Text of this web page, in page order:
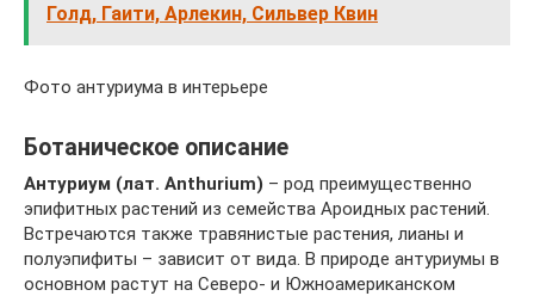
Голд, Гаити, Арлекин, Сильвер Квин
Фото антуриума в интерьере
Ботаническое описание
Антуриум (лат. Anthurium) – род преимущественно
эпифитных растений из семейства Ароидных растений.
Встречаются также травянистые растения, лианы и
полуэпифиты – зависит от вида. В природе антуриумы в
основном растут на Северо- и Южноамериканском